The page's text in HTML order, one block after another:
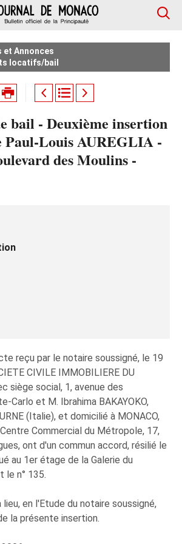
et Annonces
locatifs/bail
bail - Deuxième insertion
Paul-Louis AUREGLIA -
des Moulins -
reçu par le notaire soussigné, le 19
CIVILE IMMOBILIERE DU
siège social, 1, avenue des
Carlo et M. Ibrahima BAKAYOKO,
(Italie), et domicilié à MONACO,
Commercial du Métropole, 17,
ont d'un commun accord, résilié le
au 1er étage de la Galerie du
le n° 135.
en l'Etude du notaire soussigné,
la présente insertion.